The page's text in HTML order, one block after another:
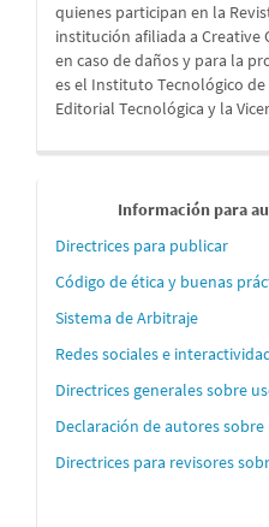
quienes participan en la
institución afiliada a Creative
en caso de daños y para la
es el Instituto Tecnológico de
Editorial Tecnológica y la
Informaci
´´on
para
autores
Información para
Directrices para publicar
Código de ética y buenas
Sistema de Arbitraje
Redes sociales e
Directrices generales sobre
Declaración de autores sobre
Directrices para revisores